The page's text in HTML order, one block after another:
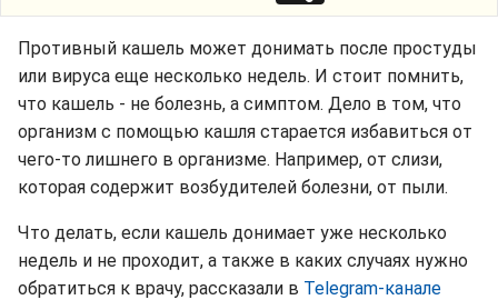
Противный кашель может донимать после простуды
или вируса еще несколько недель. И стоит помнить,
что кашель - не болезнь, а симптом. Дело в том, что
организм с помощью кашля старается избавиться от
чего-то лишнего в организме. Например, от слизи,
которая содержит возбудителей болезни, от пыли.
Что делать, если кашель донимает уже несколько
недель и не проходит, а также в каких случаях нужно
обратиться к врачу, рассказали в Telegram-канале